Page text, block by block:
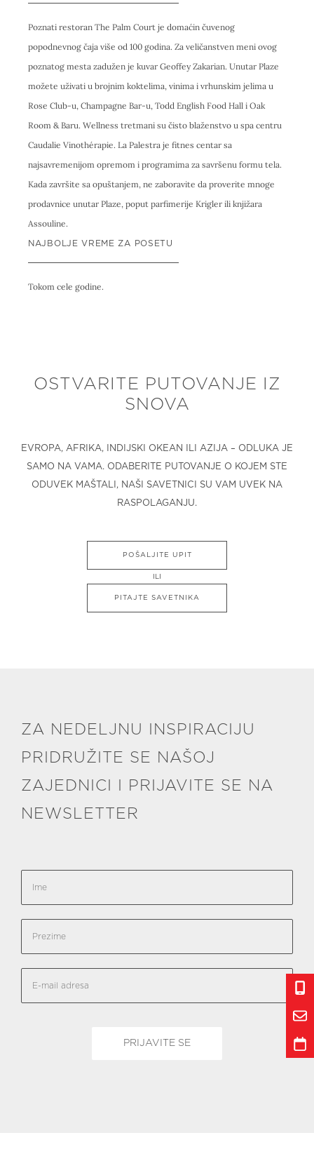
Poznati restoran The Palm Court je domaćin čuvenog
popodnevnog čaja više od 100 godina. Za veličanstven meni ovog
poznatog mesta zadužen je kuvar Geoffey Zakarian. Unutar Plaze
možete uživati u brojnim koktelima, vinima i vrhunskim jelima u
Rose Club-u, Champagne Bar-u, Todd English Food Hall i Oak
Room & Baru. Wellness tretmani su čisto blaženstvo u spa centru
Caudalie Vinothérapie. La Palestra je fitnes centar sa
najsavremenijom opremom i programima za savršenu formu tela.
Kada završite sa opuštanjem, ne zaboravite da proverite mnoge
prodavnice unutar Plaze, poput parfimerije Krigler ili knjižara
Assouline.
NAJBOLJE VREME ZA POSETU
Tokom cele godine.
OSTVARITE PUTOVANJE IZ
SNOVA
EVROPA, AFRIKA, INDIJSKI OKEAN ILI AZIJA – ODLUKA JE
SAMO NA VAMA. ODABERITE PUTOVANJE O KOJEM STE
ODUVEK MAŠTALI, NAŠI SAVETNICI SU VAM UVEK NA
RASPOLAGANJU.
POŠALJITE UPIT
ILI
PITAJTE SAVETNIKA
ZA NEDELJNU INSPIRACIJU
PRIDRUŽITE SE NAŠOJ
ZAJEDNICI I PRIJAVITE SE NA
NEWSLETTER